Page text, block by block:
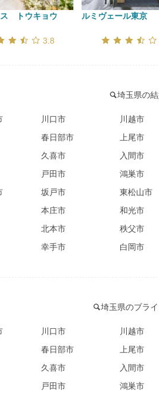
　トウキョウ
口コミ評価
3.8
ルミヴェール東京
埼玉県の
川口市 川越市
春日部市 上尾市
久喜市 入間市
戸田市 鴻巣市
坂戸市 東松山市
本庄市 和光市
北本市 秩父市
幸手市 白岡市
埼玉県のブラ
川口市 川越市
春日部市 上尾市
久喜市 入間市
戸田市 鴻巣市